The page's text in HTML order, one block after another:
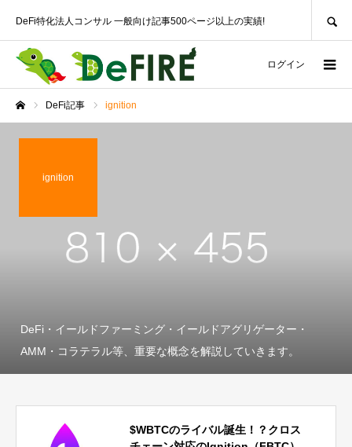
DeFi特化法人コンサル 一般向け記事500ページ以上の実績!
ログイン
DeFi記事 ignition
ignition
DeFi・イールドファーミング・イールドアグリゲーター・
AMM・コラテラル等、重要な概念を解説していきます。
$WBTCのライバル誕生！？クロス